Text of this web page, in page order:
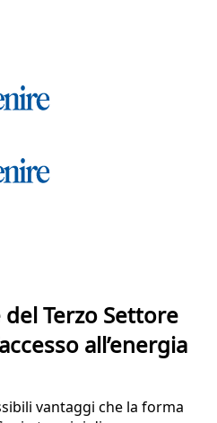
Terzo Settore
all’energia
vantaggi che la forma